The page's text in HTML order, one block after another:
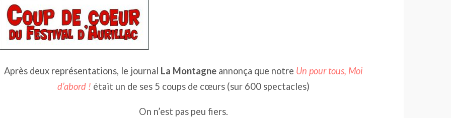
Après deux représentations, le journal La Montagne annonça que notre Un pour tous, Moi
d’abord ! était un de ses 5 coups de cœurs (sur 600 spectacles)
On n’est pas peu fiers.